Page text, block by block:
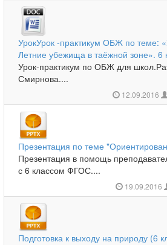
УрокУрок -практикум ОБЖ по теме:
Летние убежища в таёжной зоне». 6
Урок-практикум по ОБЖ для
Смирнова....
12.09.2016
Презентация по теме
Презентация в помощь
с 6 классом ФГОС....
19.09.2016
Подготовка к выходу на природу (6